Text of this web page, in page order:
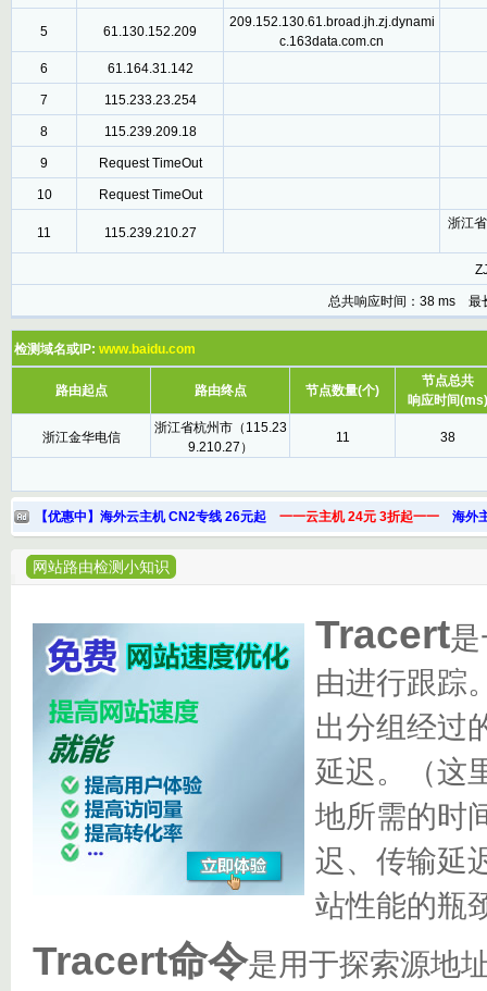
5 61.130.152.209
209.152.130.61.broad.jh.zj.dynami
c.163data.com.cn
6
61.164.31.142
7 115.233.23.254
8 115.239.209.18
9 Request TimeOut
10 Request TimeOut
11 115.239.210.27
浙江
总共响应时间：38 ms
检测域名或IP: www.baidu.com
路由起点 路由终点 节点数量(个)
节点总共
响应时间(ms)
浙江金华电信
浙江省杭州市（115.23
9.210.27）
11 38
【优惠中】海外云主机 CN2专线 26元起 一一云主机 24元 3折起一一 海外
网站路由检测小知识
Tracert
由进行跟踪
出分组经过
延迟。（这
地所需的时
迟、传输延
站性能的瓶
Tracert命令是用于探索源地